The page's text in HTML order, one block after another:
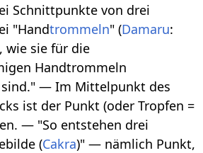
Schnittpunkte von drei
"Handtrommeln" (Damaru:
wie sie für die
Handtrommeln
— Im Mittelpunkt des
ist der Punkt (oder Tropfen =
— "So entstehen drei
(Cakra)" — nämlich Punkt,